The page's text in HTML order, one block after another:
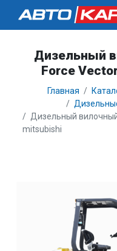
Дизельный
Force
Главная
Дизельный вилочный
mitsubishi